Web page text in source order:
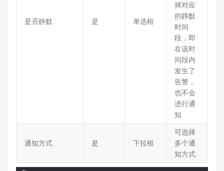
是否静默 是 单选框
择对应
的静默
时间
段，即
在该时
间段内
发生了
告警，
也不会
进行通
知
通知方式 是 下拉框
可选择
多个通
知方式